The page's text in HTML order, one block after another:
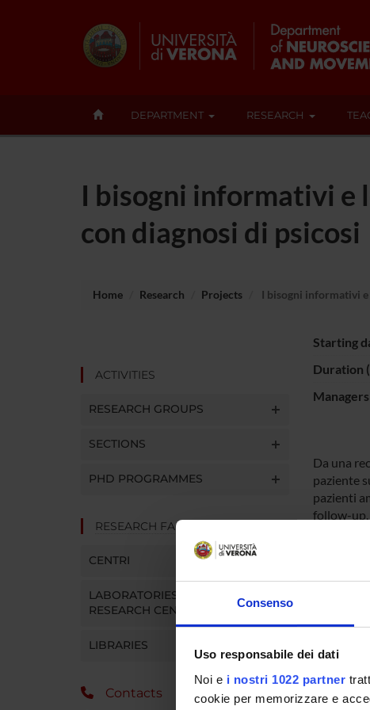
Consenso
Uso responsabile dei dati
Noi e i nostri 1022 partner
cookie per memorizzare e
DEPARTMENT RESEARCH
I bisogni informativi e
con diagnosi di psicosi
Home Research Projects I bisogni informativi
ACTIVITIES
RESEARCH GROUPS
SECTIONS
PHD PROGRAMMES
RESEARCH FACILITIES
CENTRI
LABORATORIES AND
RESEARCH CENTRES
LIBRARIES
Contacts
Starting
Duration
Da una
paziente
pazienti
follow-up,
E’
terapeuti
disturbi
la loro
Risulta